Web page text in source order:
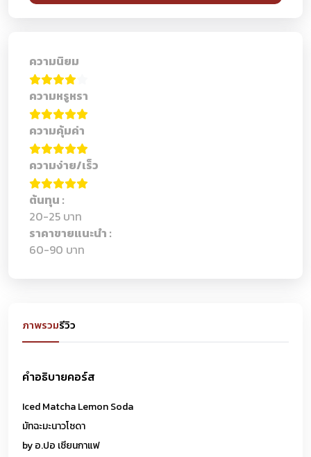
ภาพรวมรีวิว
คำอธิบายคอร์ส
Iced Matcha Lemon Soda
มัทฉะมะนาวโซดา
by อ.ปอ เซียนกาแฟ
ความนิยม
ความหรูหรา
ความคุ้มค่า
ความง่าย/เร็ว
ต้นทุน :
20-25 บาท
ราคาขายแนะนำ :
60-90 บาท